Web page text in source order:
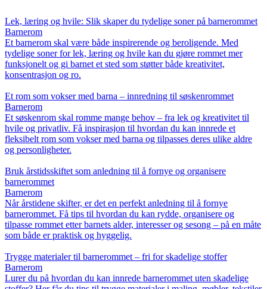
Lek, læring og hvile: Slik skaper du tydelige soner på barnerommet
Barnerom
Et barnerom skal være både inspirerende og beroligende. Med
tydelige soner for lek, læring og hvile kan du gjøre rommet mer
funksjonelt og gi barnet et sted som støtter både kreativitet,
konsentrasjon og ro.
Et rom som vokser med barna – innredning til søskenrommet
Barnerom
Et søskenrom skal romme mange behov – fra lek og kreativitet til
hvile og privatliv. Få inspirasjon til hvordan du kan innrede et
fleksibelt rom som vokser med barna og tilpasses deres ulike aldre
og personligheter.
Bruk årstidsskiftet som anledning til å fornye og organisere
barnerommet
Barnerom
Når årstidene skifter, er det en perfekt anledning til å fornye
barnerommet. Få tips til hvordan du kan rydde, organisere og
tilpasse rommet etter barnets alder, interesser og sesong – på en måte
som både er praktisk og hyggelig.
Trygge materialer til barnerommet – fri for skadelige stoffer
Barnerom
Lurer du på hvordan du kan innrede barnerommet uten skadelige